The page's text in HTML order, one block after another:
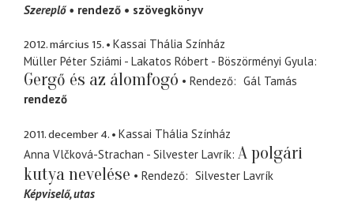
Szereplő
rendező szövegkönyv
2012. március 15.
Kassai Thália Színház
Müller Péter Sziámi - Lakatos Róbert - Böszörményi Gyula
Gergő és az álomfogó Rendező
Gál Tamás
rendező
2011. december 4.
Kassai Thália Színház
Anna Vlčková-Strachan - Silvester Lavrík A polgári
kutya nevelése
Rendező
Silvester Lavrík
Képviselő utas